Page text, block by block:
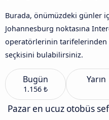
Burada, önümüzdeki günler
Johannesburg noktasına
operatörlerinin
seçkisini bulabilirsiniz.
Bugün
1.156 ₺
Yarın
Pazar en ucuz otobüs